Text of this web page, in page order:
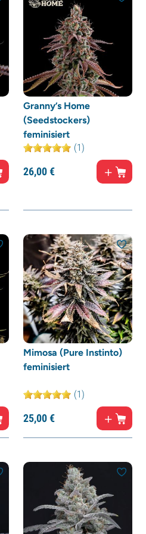
Granny’s Home
(Seedstockers)
feminisiert
(1)
26,00€
Mimosa (Pure Instinto)
feminisiert
(1)
25,00€